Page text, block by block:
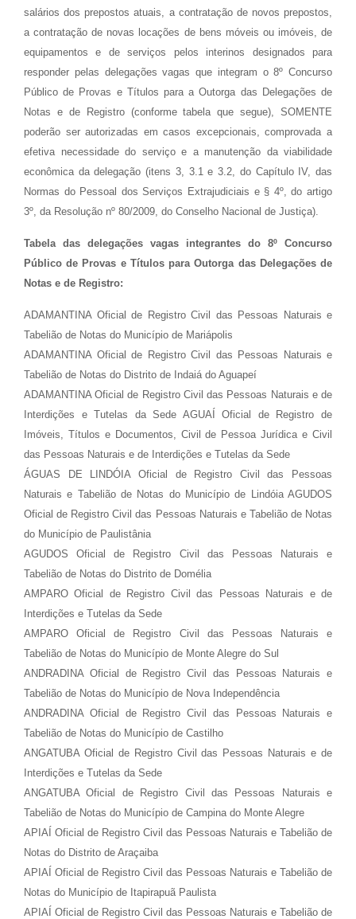
salários dos prepostos atuais, a contratação de novos prepostos,
a contratação de novas locações de bens móveis ou imóveis, de
equipamentos e de serviços pelos interinos designados para
responder pelas delegações vagas que integram o 8º Concurso
Público de Provas e Títulos para a Outorga das Delegações de
Notas e de Registro (conforme tabela que segue), SOMENTE
poderão ser autorizadas em casos excepcionais, comprovada a
efetiva necessidade do serviço e a manutenção da viabilidade
econômica da delegação (itens 3, 3.1 e 3.2, do Capítulo IV, das
Normas do Pessoal dos Serviços Extrajudiciais e § 4º, do artigo
3º, da Resolução nº 80/2009, do Conselho Nacional de Justiça).
Tabela das delegações vagas integrantes do 8º Concurso
Público de Provas e Títulos para Outorga das Delegações de
Notas e de Registro:
ADAMANTINA Oficial de Registro Civil das Pessoas Naturais e
Tabelião de Notas do Município de Mariápolis
ADAMANTINA Oficial de Registro Civil das Pessoas Naturais e
Tabelião de Notas do Distrito de Indaiá do Aguapeí
ADAMANTINA Oficial de Registro Civil das Pessoas Naturais e de
Interdições e Tutelas da Sede AGUAÍ Oficial de Registro de
Imóveis, Títulos e Documentos, Civil de Pessoa Jurídica e Civil
das Pessoas Naturais e de Interdições e Tutelas da Sede
ÁGUAS DE LINDÓIA Oficial de Registro Civil das Pessoas
Naturais e Tabelião de Notas do Município de Lindóia AGUDOS
Oficial de Registro Civil das Pessoas Naturais e Tabelião de Notas
do Município de Paulistânia
AGUDOS Oficial de Registro Civil das Pessoas Naturais e
Tabelião de Notas do Distrito de Domélia
AMPARO Oficial de Registro Civil das Pessoas Naturais e de
Interdições e Tutelas da Sede
AMPARO Oficial de Registro Civil das Pessoas Naturais e
Tabelião de Notas do Município de Monte Alegre do Sul
ANDRADINA Oficial de Registro Civil das Pessoas Naturais e
Tabelião de Notas do Município de Nova Independência
ANDRADINA Oficial de Registro Civil das Pessoas Naturais e
Tabelião de Notas do Município de Castilho
ANGATUBA Oficial de Registro Civil das Pessoas Naturais e de
Interdições e Tutelas da Sede
ANGATUBA Oficial de Registro Civil das Pessoas Naturais e
Tabelião de Notas do Município de Campina do Monte Alegre
APIAÍ Oficial de Registro Civil das Pessoas Naturais e Tabelião de
Notas do Distrito de Araçaiba
APIAÍ Oficial de Registro Civil das Pessoas Naturais e Tabelião de
Notas do Município de Itapirapuã Paulista
APIAÍ Oficial de Registro Civil das Pessoas Naturais e Tabelião de